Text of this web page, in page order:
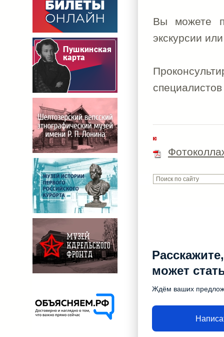
Вы можете
экскурсии
может
Ждём ваших